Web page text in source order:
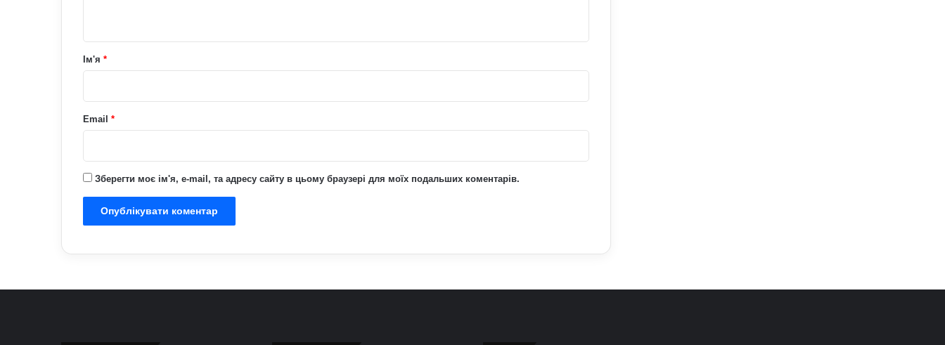
У Верховній Раді готують зміни до
запропонували депутати
рІм'я *
Email *
Зберегти моє ім'я, e-mail, та адресу сайту в цьому браузері для моїх подальших коментарів.